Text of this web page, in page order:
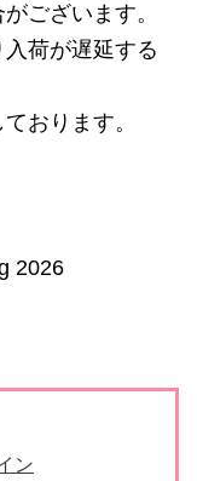
ございます。
荷が遅延する
おります。
2026
ン